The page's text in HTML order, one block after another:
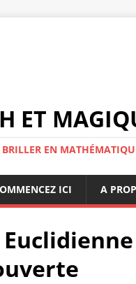
ET
EN
ICI A